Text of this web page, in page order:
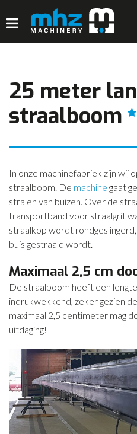
DISCIPLINES
PRODUCTEN
MACHINEVERHUUR
OVER MHZ
REFERENTIES
VACATURES
CONTACT
NIEUWS
25 meter
straalboom
In onze machinefabriek zijn wij
straalboom. De machine gaat
stralen van buizen. Over de
transportband voor straalgrit
straalkop wordt
buis gestraald wordt.
Maximaal 2,5 cm
De straalboom heeft een
indrukwekkend, zeker gezien
maximaal 2,5 centimeter mag
uitdaging!